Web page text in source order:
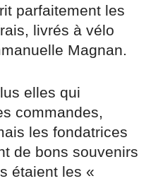
parfaitement les
livrés à vélo
Magnan.
elles qui
commandes,
les fondatrices
de bons souvenirs
étaient les «